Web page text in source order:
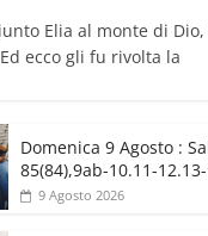
Elia al monte di Dio,
ecco gli fu rivolta la
Domenica 9 Agosto :
85(84),9ab-10.11-
9 Agosto 2026